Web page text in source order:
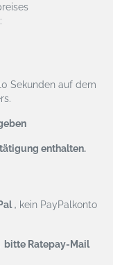
Sekunden auf dem
enthalten.
, kein PayPalkonto
bitte Ratepay-Mail